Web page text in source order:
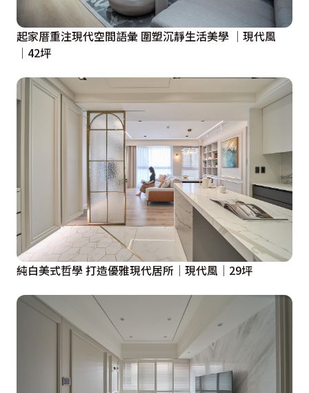
起家厝重注現代空間語彙 圍塑沉靜生活美學 │現代風
│42坪
純白美式哲學 打造優雅現代居所│現代風│29坪